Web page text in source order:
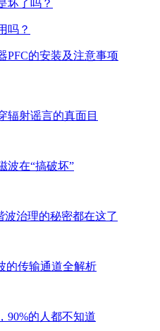
坏了吗？
吗？
PFC的安装及注意事项
辐射谣言的真面目
波在“搞破坏”
治理的秘密都在这了
传输通道全解析
90%的人都不知道